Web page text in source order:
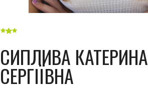
СИПЛИВА КАТЕРИНА
СЕРГІЇВНА